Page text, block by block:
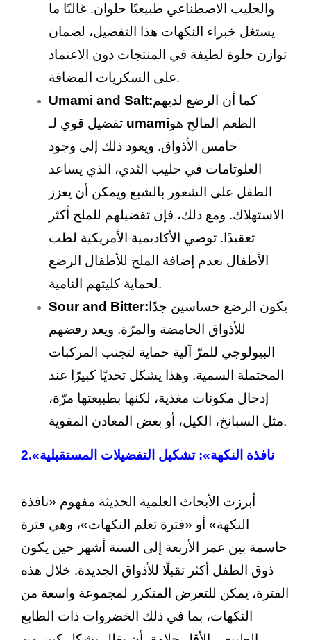
والحليب الاصطناعي طبيعيًا حلوان. غالبًا ما
يستغل خبراء النكهات هذا التفضيل، لضمان
توازن حلوة لطيفة في المنتجات دون الاعتماد
على السكريات المضافة.
Umami and Salt:كما أن الرضع لديهم
umamiالطعم المالح هو
خامس الأذواق. ويعود ذلك إلى وجود
الغلوتامات في حليب الثدي، الذي يساعد
الطفل على الشعور بالشبع ويمكن أن يعزز
الاستهلاك. ومع ذلك، فإن تفضيلهم للملح أكثر
تعقيدًا. توصي الأكاديمية الأمريكية لطب
الأطفال بعدم إضافة الملح للأطفال الرضع
لحماية كليتهم النامية.
Sour and Bitter: يكون الرضع حساسين جدًا
للأذواق الحامضة والمرّة. ويعد رفضهم
البيولوجي للمرّ آلية حماية لتجنب المركبات
المحتملة السمية. وهذا يشكل تحديًا كبيرًا عند
إدخال مكونات مغذية، لكنها بطبيعتها مرّة،
مثل السبانخ، الكيل، أو بعض المعادن المقوية.
2. «نافذة النكهة»: تشكيل التفضيلات المستقبلية
أبرزت الأبحاث العلمية الحديثة مفهوم «نافذة
النكهة» أو «فترة تعلم النكهات»، وهي فترة
حاسمة بين عمر الأربعة إلى الستة أشهر حين يكون
ذوق الطفل أكثر تقبلًا للأذواق الجديدة. خلال هذه
الفترة، يمكن للتعرض المتكرر لمجموعة واسعة من
النكهات، بما في ذلك الخضروات ذات الطابع